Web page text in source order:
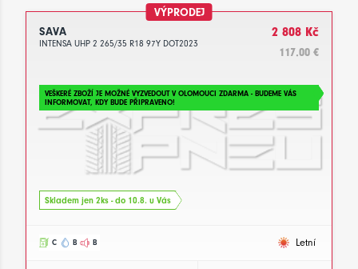
VÝPRODEJ
SAVA
INTENSA UHP 2 265/35 R18 97Y DOT2023
2 808 Kč
117.00 €
VEŠKERÉ ZBOŽÍ JE MOŽNÉ VYZVEDOUT V OLOMOUCI ZDARMA - BUDEME VÁS
INFORMOVAT, KDY BUDE PŘIPRAVENO!
Skladem jen 2ks - do 10.8. u Vás
C B B Letní